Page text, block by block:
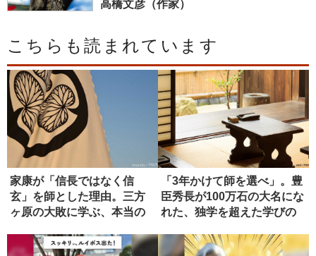
高橋文彦（作家）
こちらも読まれています
家康が「信長ではなく信
玄」を師とした理由。三方
ヶ原の大敗に学ぶ、本当の
「3年かけて師を選べ」。豊
臣秀長が100万石の大名にな
れた、独学を超えた学びの